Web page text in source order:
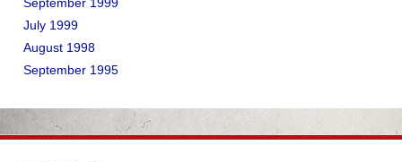
September 1999
July 1999
August 1998
September 1995